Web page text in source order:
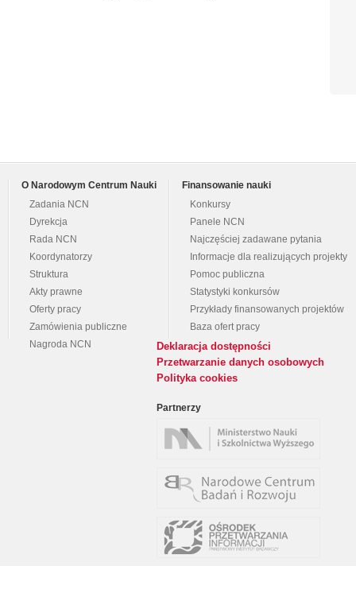
O Narodowym Centrum Nauki
Zadania NCN
Dyrekcja
Rada NCN
Koordynatorzy
Struktura
Akty prawne
Oferty pracy
Zamówienia publiczne
Nagroda NCN
Finansowanie nauki
Konkursy
Panele NCN
Najczęściej zadawane pytania
Informacje dla realizujących projekty
Pomoc publiczna
Statystyki konkursów
Przykłady finansowanych projektów
Baza ofert pracy
Deklaracja dostępności
Przetwarzanie danych osobowych
Polityka cookies
Partnerzy